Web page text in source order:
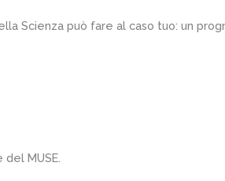
Scienza può fare al caso tuo: un
MUSE.